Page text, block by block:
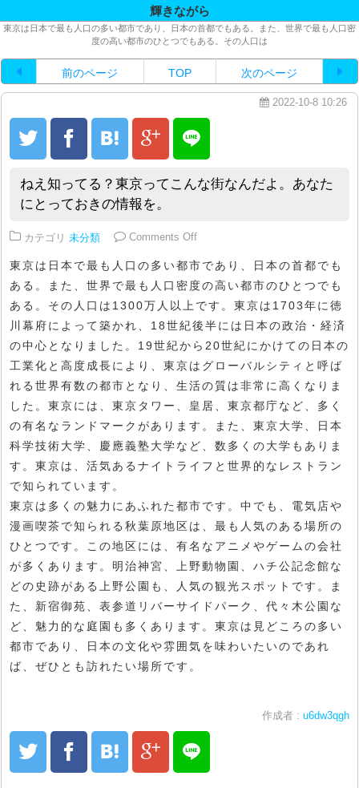
輝きながら
東京は日本で最も人口の多い都市であり、日本の首都でもある。また、世界で最も人口密
度の高い都市のひとつでもある。その人口は
前のページ TOP 次のページ
2022-10-8 10:26
ねえ知ってる？東京ってこんな街なんだよ。あなた
にとっておきの情報を。
カテゴリ 未分類 Comments Offon ねえ知ってる？東京ってこん
東京は日本で最も人口の多い都市であり、日本の首都でも
ある。また、世界で最も人口密度の高い都市のひとつでも
ある。その人口は1300万人以上です。東京は1703年に徳
川幕府によって築かれ、18世紀後半には日本の政治・経済
の中心となりました。19世紀から20世紀にかけての日本の
工業化と高度成長により、東京はグローバルシティと呼ば
れる世界有数の都市となり、生活の質は非常に高くなりま
した。東京には、東京タワー、皇居、東京都庁など、多く
の有名なランドマークがあります。また、東京大学、日本
科学技術大学、慶應義塾大学など、数多くの大学もありま
す。東京は、活気あるナイトライフと世界的なレストラン
で知られています。
東京は多くの魅力にあふれた都市です。中でも、電気店や
漫画喫茶で知られる秋葉原地区は、最も人気のある場所の
ひとつです。この地区には、有名なアニメやゲームの会社
が多くあります。明治神宮、上野動物園、ハチ公記念館な
どの史跡がある上野公園も、人気の観光スポットです。ま
た、新宿御苑、表参道リバーサイドパーク、代々木公園な
ど、魅力的な庭園も多くあります。東京は見どころの多い
都市であり、日本の文化や雰囲気を味わいたいのであれ
ば、ぜひとも訪れたい場所です。
作成者 : u6dw3qgh